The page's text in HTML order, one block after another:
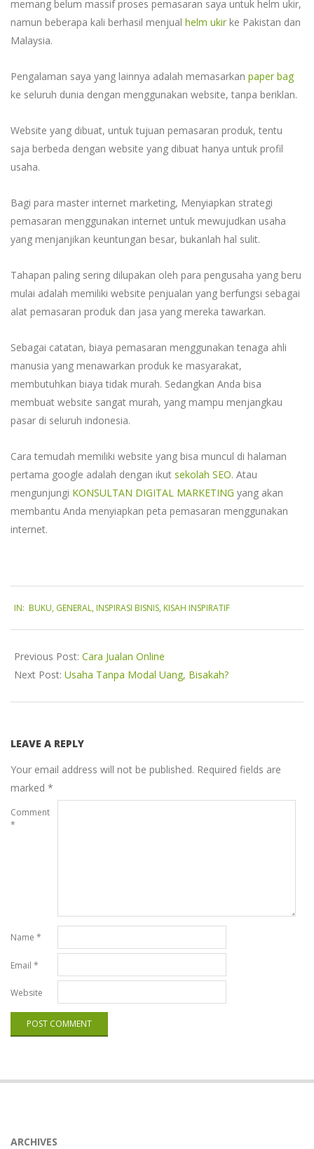
memang belum massif proses pemasaran saya untuk helm ukir,
namun beberapa kali berhasil menjual helm ukir ke Pakistan dan
Malaysia.
Pengalaman saya yang lainnya adalah memasarkan paper bag
ke seluruh dunia dengan menggunakan website, tanpa beriklan.
Website yang dibuat, untuk tujuan pemasaran produk, tentu
saja berbeda dengan website yang dibuat hanya untuk profil
usaha.
Bagi para master internet marketing, Menyiapkan strategi
pemasaran menggunakan internet untuk mewujudkan usaha
yang menjanjikan keuntungan besar, bukanlah hal sulit.
Tahapan paling sering dilupakan oleh para pengusaha yang beru
mulai adalah memiliki website penjualan yang berfungsi sebagai
alat pemasaran produk dan jasa yang mereka tawarkan.
Sebagai catatan, biaya pemasaran menggunakan tenaga ahli
manusia yang menawarkan produk ke masyarakat,
membutuhkan biaya tidak murah. Sedangkan Anda bisa
membuat website sangat murah, yang mampu menjangkau
pasar di seluruh indonesia.
Cara temudah memiliki website yang bisa muncul di halaman
pertama google adalah dengan ikut sekolah SEO. Atau
mengunjungi KONSULTAN DIGITAL MARKETING yang akan
membantu Anda menyiapkan peta pemasaran menggunakan
internet.
01-
05
IN: BUKU, GENERAL, INSPIRASI BISNIS, KISAH INSPIRATIF
Previous Post: Cara Jualan Online
Next Post: Usaha Tanpa Modal Uang, Bisakah?
LEAVE A REPLY
Your email address will not be published. Required fields are
marked *
Comment
*
Name *
Email *
Website
ARCHIVES